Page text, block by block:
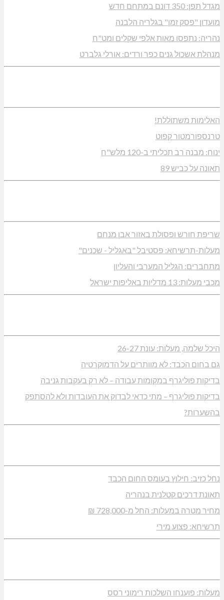
מגדל תפן: 350 דונם במתחם חדש
מועדון "פסק זמן" בגלריה הלבנה
נהריה: נתפסו מאות אלפי שקלים ומט"ח
מנהלת אשכול גנים כפר ורדים: אורלי גלברט
האלימות משתוללת!
טרנספורמטור קפוט
ינוח: מבנה רב תכליתי ב-120 מלש"ח
תאונה על כביש 89
שריפת חורש ופסולת באזור אבן מנחם
מעלות-תרשיחא: פסטיבל "באגליל - שכנים"
מתחברים: הגליל המערבי והעליון
מכבי מעלות: 13 מדליות באליפות ישראל
היכל שלמה, מעלות: עונת 26-27
גם בחום הכבד: לא מוותרים על הדמוקרטיה
בדיקות פוליגרף במקומות עבודה – לא רק בעקבות גניבה
בדיקות פוליגרף – מתי כדאי לבדוק את העובדות ולא להסתפק
בהשערות?
נחל כזיב: חילוץ בעומס החום הכבד
תאונת דרכים קטלנית בנהריה
מחיר מטרה במעלות: החל מ-728,000 ₪
תרשיחא: פצוע מירי
מעלות: פוענחו השלכות רימוני רסס